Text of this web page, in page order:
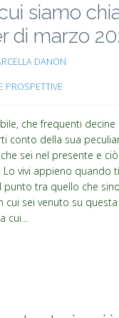
siamo
di marzo
DANON
PROSPETTIVE
che frequenti decine
conto della sua
sei nel presente e
Lo vivi appieno quando
tra quello che
sei venuto su questa
cui…